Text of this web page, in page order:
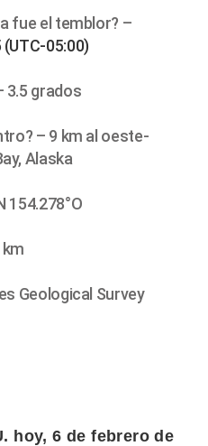
fue el temblor? –
05:00)
3.5 grados
– 9 km al oeste-
Alaska
154.278°O
Geological Survey
hoy, 6 de febrero de